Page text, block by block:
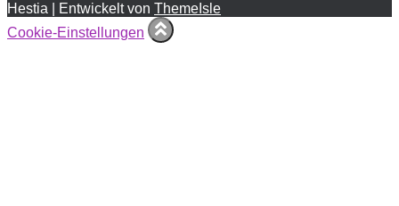
Hestia | Entwickelt von ThemeIsle
Cookie-Einstellungen